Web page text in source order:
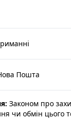
Пошта
Законом про
чи обмін цього